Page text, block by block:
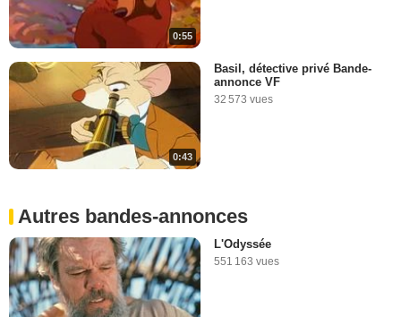
0:55
0:43
Basil, détective privé Bande-
annonce VF
32 573 vues
Autres bandes-annonces
L'Odyssée
551 163 vues